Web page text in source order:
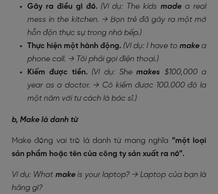
Gây ra điều gì đó. (Ví dụ: The kidsmade a real
mess in the kitchen. → Bọn trẻ đã gây ra một mớ
hỗn độn thực sự trong nhà bếp.)
Thực hiện một hành động. (Ví dụ: I have to make a
phone call. → Tôi phải gọi điện thoại.)
Kiếm được tiền. (Ví dụ: Shemakes $100,000 a
year as a doctor. → Cô kiếm được 100.000 đô la
một năm với tư cách là bác sĩ.)
b, Make là danh từ
Make đóng vai trò là danh từ mang nghĩa “một loại
sản phẩm hoặc tên của công ty sản xuất ra nó”.
Ví dụ: What makeis your laptop? → Laptop của bạn là
hãng gì?